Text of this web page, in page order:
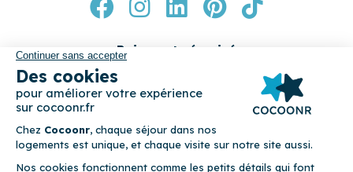
Nous contacter
Presse
Cocooneur, Cocoonair, ...
Participer à l'aventure
Index égalité F/H
Suivez-nous